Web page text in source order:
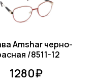
Amshar черно-
/8511-12
1280₽